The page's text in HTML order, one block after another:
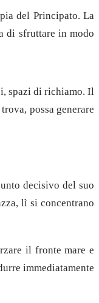
del Principato. La
di sfruttare in modo
spazi di richiamo. Il
possa generare
decisivo del suo
lì si concentrano
il fronte mare e
immediatamente